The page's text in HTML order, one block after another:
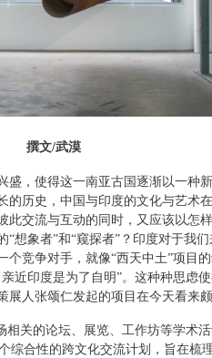
撰文/武漠
盛，使得这一南亚古国逐渐以一种
的历史，中国与印度的文化与艺术
此交流与互动的同时，又应该以怎
想象者”和“窥探者”？印度对于我
个竞争对手，就像“西天中土”项目
近印度是为了自明”。这种种思虑
人张颂仁发起的项目在今天看来
相关的论坛、展览、工作坊等学术
综合性的跨文化交流计划，旨在梳